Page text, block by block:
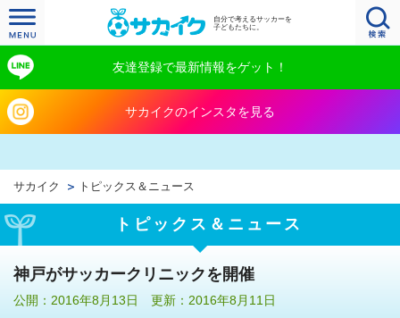
自分で考えるサッカーを
子どもたちに。
友達登録で最新情報をゲット！
サカイクのインスタを見る
サカイク トピックス＆ニュース
トピックス＆ニュース
神戸がサッカークリニックを開催
公開：2016年8月13日 更新：2016年8月11日